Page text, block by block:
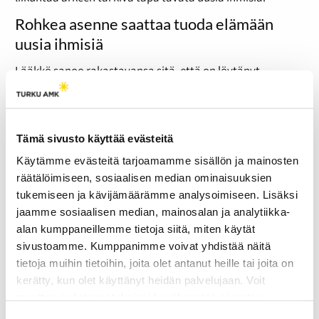
Tämä sivusto käyttää evästeitä
Käytämme evästeitä tarjoamamme sisällön ja mainosten
räätälöimiseen, sosiaalisen median ominaisuuksien
tukemiseen ja kävijämäärämme analysoimiseen. Lisäksi
jaamme sosiaalisen median, mainosalan ja analytiikka-
alan kumppaneillemme tietoja siitä, miten käytät
sivustoamme. Kumppanimme voivat yhdistää näitä
tietoja muihin tietoihin, joita olet antanut heille tai joita on
kerätty, kun olet käyttänyt heidän palvelujaan. Voit
Rohkea asenne saattaa tuoda elämään
uusia ihmisiä
Lääkkö sanoo rakastavansa sitä, että on löytänyt
poikkitieteellisesti kavereita, koska muuten
opiskelijatapahtumiin tulee usein mentyä omien
paljon tuttavapiiriään.
Hän kertoo tavanneensa myös uuden kämppäkaverinsa
Running Clubissa viime syksynä, kun tämä liittyi
juttelemaan samaan porukkaan ennen lenkin alkua.
”Sitten me vaan juteltiin ja tyyliin ensimmäisen viiden
minuutin aikana päädyimme siihen, että meistä tulee
kämppiksiä”, Lääkkö naurahtaa.
Tämän jälkeen he eivät kuitenkaan jutelleet kovin paljoa,